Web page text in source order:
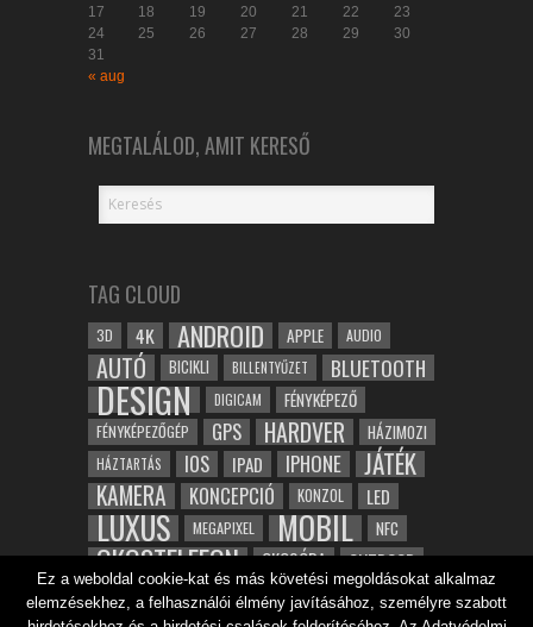
17
18 19 20 21 22
23
24
25 26 27 28 29
30
31
« aug
MEGTALÁLOD, AMIT KERESŐ
TAG CLOUD
3D 4K ANDROID APPLE AUDIO
AUTÓ BICIKLI BILLENTYŰZET BLUETOOTH
DESIGN DIGICAM FÉNYKÉPEZŐ
FÉNYKÉPEZŐGÉP GPS HARDVER HÁZIMOZI
HÁZTARTÁS IOS IPAD IPHONE JÁTÉK
KAMERA KONCEPCIÓ KONZOL LED
LUXUS MEGAPIXEL MOBIL NFC
OKOSTELEFON OKOSÓRA OUTDOOR
ROBOT SAMSUNG SPORT TABLET
Ez a weboldal cookie-kat és más követési megoldásokat alkalmaz
elemzésekhez, a felhasználói élmény javításához, személyre szabott